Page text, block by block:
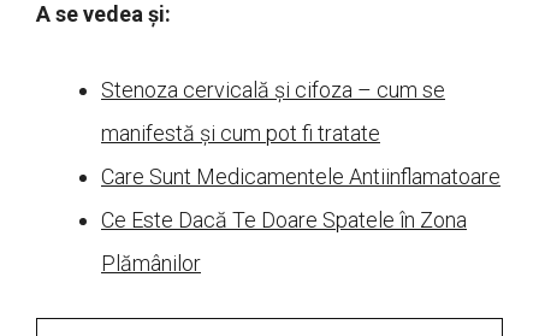
A se vedea și:
Stenoza cervicală și cifoza – cum se
manifestă și cum pot fi tratate
Care Sunt Medicamentele Antiinflamatoare
Ce Este Dacă Te Doare Spatele în Zona
Plămânilor